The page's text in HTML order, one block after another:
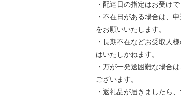
・配達日の指定はお受けで
・不在日がある場合は、
をお願いいたします。
・長期不在などお受取人
はいたしかねます。
・万が一発送困難な場合
ございます。
・返礼品が届きましたら